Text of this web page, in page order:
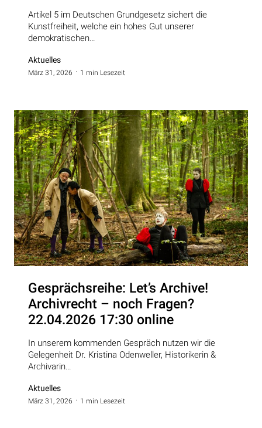
Artikel 5 im Deutschen Grundgesetz sichert die
Kunstfreiheit, welche ein hohes Gut unserer
demokratischen…
Aktuelles
März 31, 2026 1 min Lesezeit
Gesprächsreihe: Let’s Archive!
Archivrecht – noch Fragen?
22.04.2026 17:30 online
In unserem kommenden Gespräch nutzen wir die
Gelegenheit Dr. Kristina Odenweller, Historikerin &
Archivarin…
Aktuelles
März 31, 2026 1 min Lesezeit